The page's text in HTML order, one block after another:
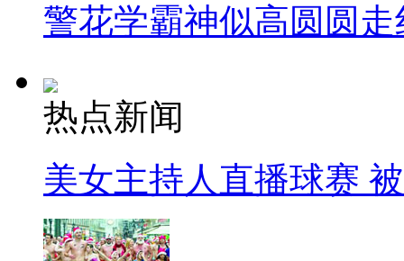
警花学霸神似高圆圆走
热点新闻
美女主持人直播球赛